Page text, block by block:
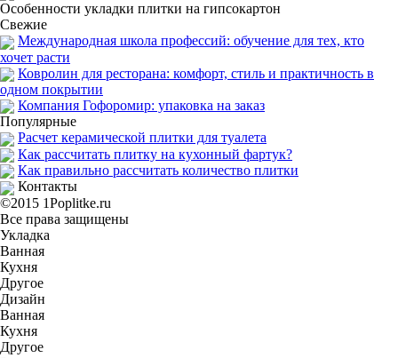
Особенности укладки плитки на гипсокартон
Свежие
Международная школа профессий: обучение для тех, кто
хочет расти
Ковролин для ресторана: комфорт, стиль и практичность в
одном покрытии
Компания Гофоромир: упаковка на заказ
Популярные
Расчет керамической плитки для туалета
Как рассчитать плитку на кухонный фартук?
Как правильно рассчитать количество плитки
Контакты
©2015 1Poplitke.ru
Все права защищены
Укладка
Ванная
Кухня
Другое
Дизайн
Ванная
Кухня
Другое